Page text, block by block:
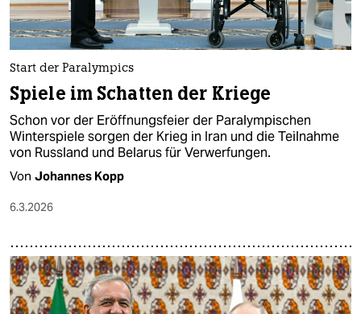
Start der Paralympics
Spiele im Schatten der Kriege
Schon vor der Eröffnungsfeier der Paralympischen
Winterspiele sorgen der Krieg in Iran und die Teilnahme
von Russland und Belarus für Verwerfungen.
Von Johannes Kopp
6.3.2026